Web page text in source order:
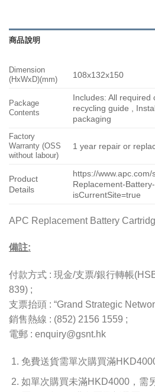
商品說明
Dimension
(HxWxD)(mm)
108x132x150
Package
Contents
Includes: All required
recycling guide ,
packaging
Factory
Warranty (OSS
without labour)
1 year repair or
Product
Details
https://
Replacement-
isCurrentSite=true
APC Replacement Battery
備註:
付款方式 : 現金/支票/銀行轉帳
839) ;
支票抬頭 : “Grand Strategic
銷售熱線 : (852) 2156 1559 ;
電郵 : enquiry@gsnt.hk
免費送貨需單次購買滿
如單次購買未滿HKD4000，需